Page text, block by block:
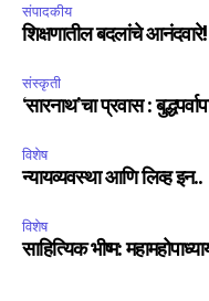
संपादकीय
शिक्षणातील बदलांचे आनंदवारे!
संस्कृती
‘सारनाथ’चा प्रवास :
विशेष
न्यायव्यवस्था आणि लिव्ह इन..
विशेष
साहित्यिक भीष्म: